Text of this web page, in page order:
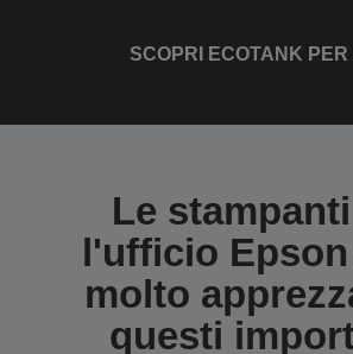
SCOPRI ECOTANK
Le
l'ufficio
molto
questi